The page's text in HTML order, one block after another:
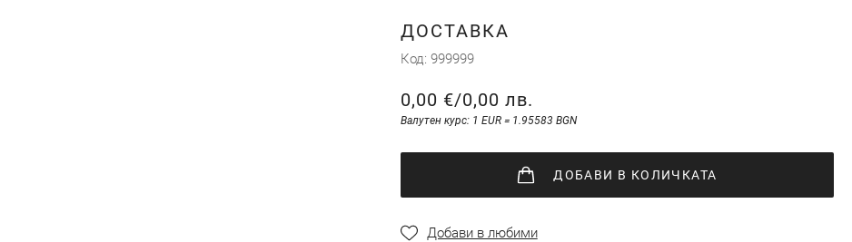
ДОСТАВКА
Код 999999
0,00 €/0,00 лв.
Валутен курс: 1 EUR = 1.95583 BGN
ДОБАВИ В КОЛИЧКАТА
Добави в любими